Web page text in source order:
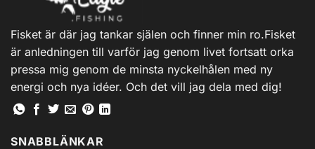
Fisket är där jag tankar själen och finner min ro.Fisket
är anledningen till varför jag genom livet fortsatt orka
pressa mig genom de minsta nyckelhålen med ny
energi och nya idéer. Och det vill jag dela med dig!
SNABBLÄNKAR